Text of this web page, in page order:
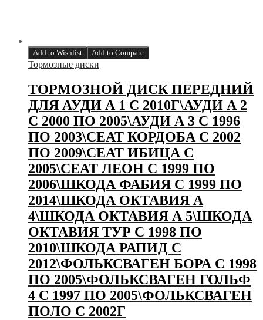
Add to Wishlist Add to Compare
Тормозные диски
ТОРМОЗНОЙ ДИСК ПЕРЕДНИЙ
ДЛЯ АУДИ А 1 С 2010Г\АУДИ А 2
С 2000 ПО 2005\АУДИ А 3 С 1996
ПО 2003\СЕАТ КОРДОБА С 2002
ПО 2009\СЕАТ ИБИЦА С
2005\СЕАТ ЛЕОН С 1999 ПО
2006\ШКОДА ФАБИЯ С 1999 ПО
2014\ШКОДА ОКТАВИЯ А
4\ШКОДА ОКТАВИЯ А 5\ШКОДА
ОКТАВИЯ ТУР С 1998 ПО
2010\ШКОДА РАПИД С
2012\ФОЛЬКСВАГЕН БОРА С 1998
ПО 2005\ФОЛЬКСВАГЕН ГОЛЬФ
4 С 1997 ПО 2005\ФОЛЬКСВАГЕН
ПОЛО С 2002Г